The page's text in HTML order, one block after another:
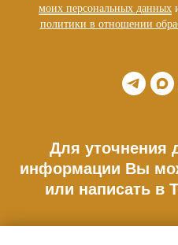
моих персональных данных
политики в отношении
Для уточнения
информации Вы
или написать в